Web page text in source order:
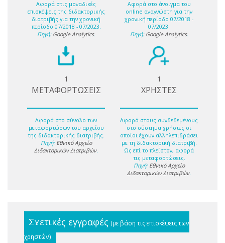
Αφορά στις μοναδικές
επισκέψεις της διδακτορικής
διατριβής για την χρονική
περίοδο 07/2018 - 07/2023.
Πηγή: Google Analytics.
Αφορά στο άνοιγμα του
online αναγνώστη για την
χρονική περίοδο 07/2018 -
07/2023.
Πηγή: Google Analytics.
1
ΜΕΤΑΦΟΡΤΩΣΕΙΣ
Αφορά στο σύνολο των
μεταφορτώσων του αρχείου
της διδακτορικής διατριβής.
Πηγή: Εθνικό Αρχείο
Διδακτορικών Διατριβών.
1
ΧΡΗΣΤΕΣ
Αφορά στους συνδεδεμένους
στο σύστημα χρήστες οι
οποίοι έχουν αλληλεπιδράσει
με τη διδακτορική διατριβή.
Ως επί το πλείστον, αφορά
τις μεταφορτώσεις.
Πηγή: Εθνικό Αρχείο
Διδακτορικών Διατριβών.
Σχετικές εγγραφές (με βάση τις επισκέψεις των
χρηστών)